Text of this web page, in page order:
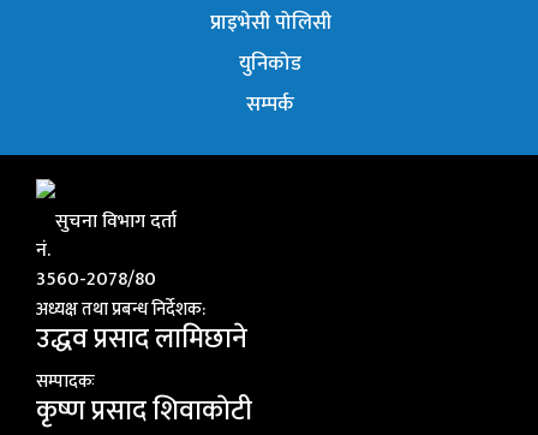
प्राइभेसी पोलिसी
युनिकोड
सम्पर्क
सुचना विभाग दर्ता
नं.
3560-2078/80
अध्यक्ष तथा प्रबन्ध निर्देशक:
उद्धव प्रसाद लामिछाने
सम्पादकः
कृष्ण प्रसाद शिवाकाेटी